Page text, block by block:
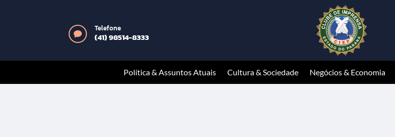

Telefone
(41) 98514-8333
Política & Assuntos Atuais Cultura & Sociedade Negócios & Economia